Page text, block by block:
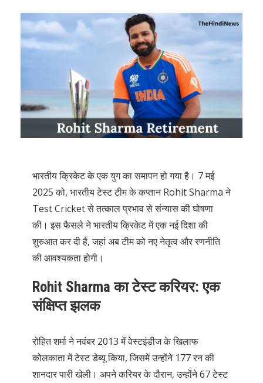
भारतीय क्रिकेट के एक युग का समापन हो गया है। 7 मई
2025 को, भारतीय टेस्ट टीम के कप्तान Rohit Sharma ने
Test Cricket से तत्काल प्रभाव से संन्यास की घोषणा
की। इस फैसले ने भारतीय क्रिकेट में एक नई दिशा की
शुरुआत कर दी है, जहां अब टीम को नए नेतृत्व और रणनीति
की आवश्यकता होगी।
Rohit Sharma का टेस्ट करियर: एक
संक्षिप्त झलक
रोहित शर्मा ने नवंबर 2013 में वेस्टइंडीज के खिलाफ
कोलकाता में टेस्ट डेब्यू किया, जिसमें उन्होंने 177 रन की
शानदार पारी खेली। अपने करियर के दौरान, उन्होंने 67 टेस्ट